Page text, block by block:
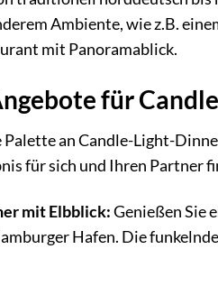
Ambiente, wie z.B.
mit Panoramablick.
für
an Candle-Light-
für sich und Ihren Partner
mit Elbblick:Genießen Sie
Hafen. Die